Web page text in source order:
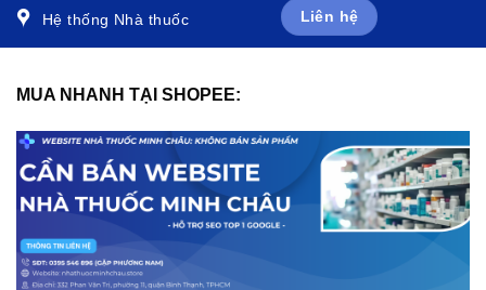
Hệ thống Nhà thuốc Liên hệ
MUA NHANH TẠI SHOPEE: